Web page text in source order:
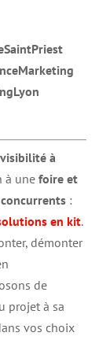
visibilité à
à une foire et
:
en kit.
démonter
de
projet à sa
vos choix